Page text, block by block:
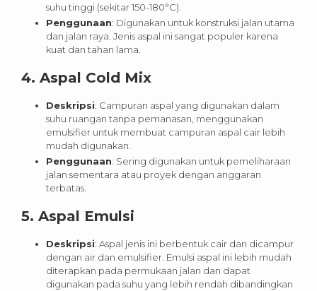
suhu tinggi (sekitar 150-180°C).
Penggunaan: Digunakan untuk konstruksi jalan utama
dan jalan raya. Jenis aspal ini sangat populer karena
kuat dan tahan lama.
4. Aspal Cold Mix
Deskripsi: Campuran aspal yang digunakan dalam
suhu ruangan tanpa pemanasan, menggunakan
emulsifier untuk membuat campuran aspal cair lebih
mudah digunakan.
Penggunaan: Sering digunakan untuk pemeliharaan
jalan sementara atau proyek dengan anggaran
terbatas.
5. Aspal Emulsi
Deskripsi: Aspal jenis ini berbentuk cair dan dicampur
dengan air dan emulsifier. Emulsi aspal ini lebih mudah
diterapkan pada permukaan jalan dan dapat
digunakan pada suhu yang lebih rendah dibandingkan